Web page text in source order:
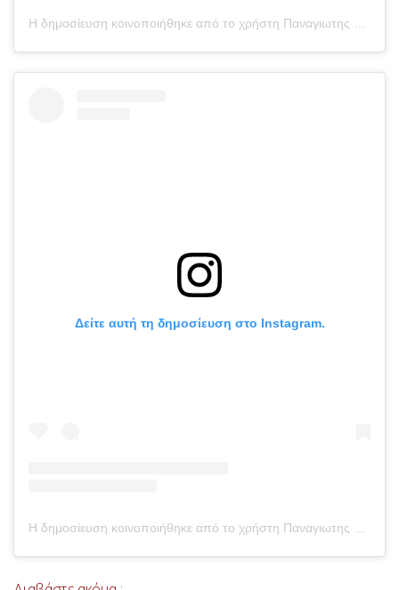
Δείτε αυτή τη δημοσίευση στο Instagram.
Η δημοσίευση κοινοποιήθηκε από το χρήστη Παναγιωτης Καραγκούνιας (@takis_147)